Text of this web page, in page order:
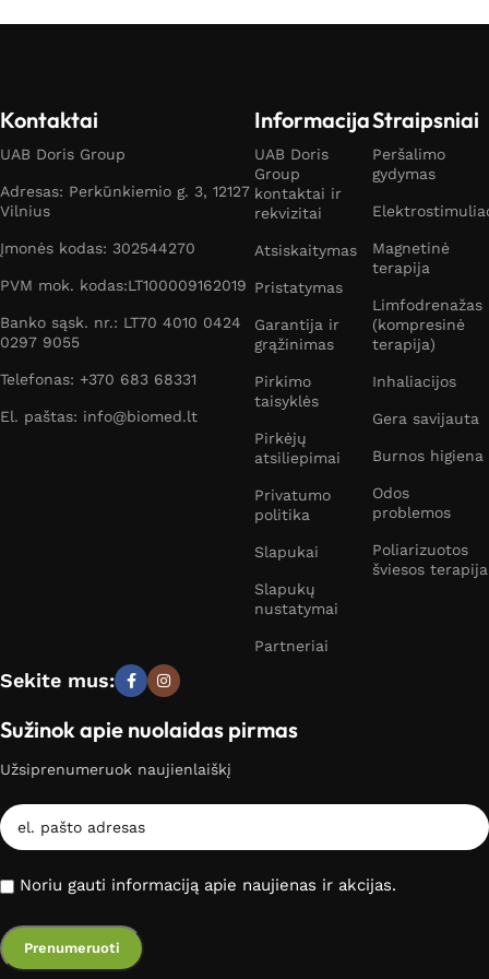
Kontaktai
UAB Doris Group
Adresas: Perkūnkiemio g. 3, 12127
Vilnius
Įmonės kodas: 302544270
PVM mok. kodas:LT100009162019
Banko sąsk. nr.: LT70 4010 0424
0297 9055
Telefonas: +370 683 68331
El. paštas: info@biomed.lt
Informacija
UAB Doris
Group
kontaktai ir
rekvizitai
Atsiskaitymas
Pristatymas
Garantija ir
grąžinimas
Pirkimo
taisyklės
Pirkėjų
atsiliepimai
Privatumo
politika
Slapukai
Slapukų
nustatymai
Partneriai
Straipsniai
Peršalimo
gydymas
Magnetinė
terapija
Limfodrenažas
(kompresinė
terapija)
Inhaliacijos
Gera savijauta
Burnos higiena
Odos
problemos
Poliarizuotos
šviesos terapija
Sekite mus:
Sužinok apie nuolaidas pirmas
Užsiprenumeruok naujienlaiškį
Noriu gauti informaciją apie naujienas ir akcijas.